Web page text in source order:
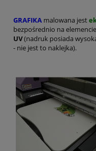
GRAFIKA malowana jest
bezpośrednio na
UV(nadruk posiada
- nie jest to naklejka).